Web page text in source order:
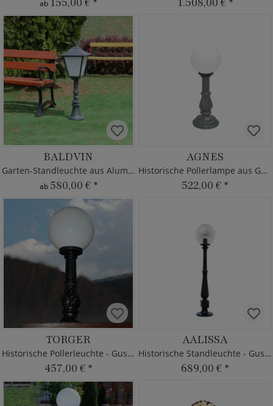
ab
BALDVIN
Garten-Standleuchte aus Aluminium
ab 580,00 € *
AGNES
Historische Pollerlampe aus Gusseisen
522,00 € *
TORGER
Historische Pollerleuchte - Gusseisen
457,00 € *
AALISSA
Historische Standleuchte - Gusseisen
689,00 € *